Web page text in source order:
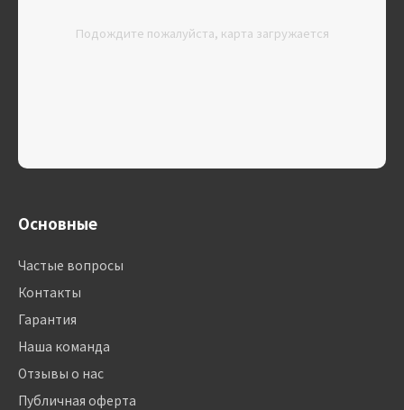
Подождите пожалуйста, карта загружается
Основные
Частые вопросы
Контакты
Гарантия
Наша команда
Отзывы о нас
Публичная оферта